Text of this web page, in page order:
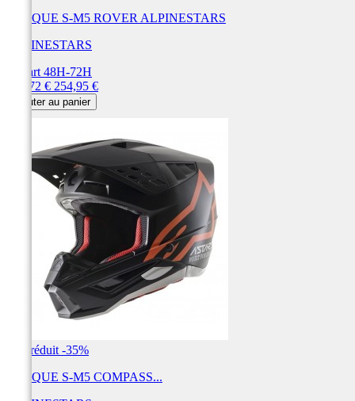
CASQUE S-M5 ROVER ALPINESTARS
ALPINESTARS
Départ 48H-72H
165,72 € Prix
de
base
254,95 €
Ajouter au panier
Prix réduit -35%
CASQUE S-M5 COMPASS...